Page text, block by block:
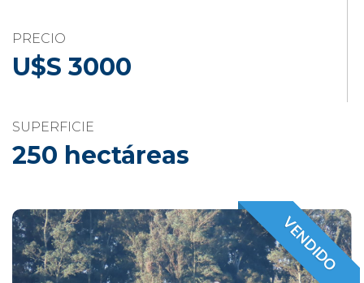
PRECIO
U$S 3000
SUPERFICIE
250 hectáreas
VENDIDO
VENDIDO